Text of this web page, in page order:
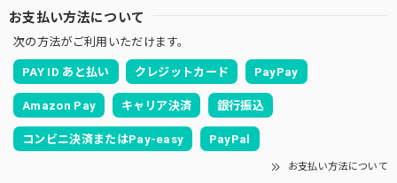
お支払い方法について
次の方法がご利用いただけます。
PAY ID あと払い クレジットカード PayPay
Amazon Pay キャリア決済 銀行振込
コンビニ決済またはPay-easy PayPal
お支払い方法について